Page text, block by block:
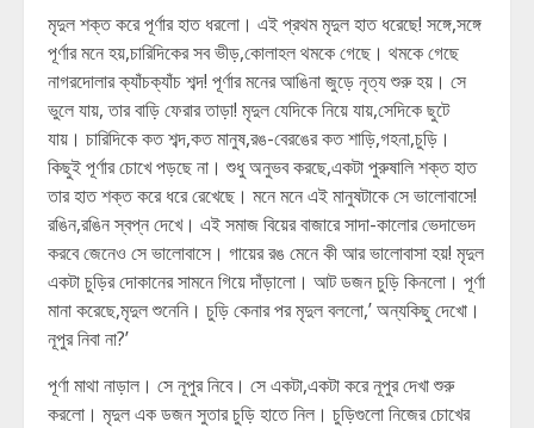
মৃদুল শক্ত করে পূর্ণার হাত ধরলো। এই প্রথম মৃদুল হাত ধরেছে! সঙ্গে,সঙ্গে
পূর্ণার মনে হয়,চারিদিকের সব ভীড়,কোলাহল থমকে গেছে। থমকে গেছে
নাগরদোলার ক্যাঁচক্যাঁচ শব্দ! পূর্ণার মনের আঙিনা জুড়ে নৃত্য শুরু হয়। সে
ভুলে যায়, তার বাড়ি ফেরার তাড়া! মৃদুল যেদিকে নিয়ে যায়,সেদিকে ছুটে
যায়। চারিদিকে কত শব্দ,কত মানুষ,রঙ-বেরঙের কত শাড়ি,গহনা,চুড়ি।
কিছুই পূর্ণার চোখে পড়ছে না। শুধু অনুভব করছে,একটা পুরুষালি শক্ত হাত
তার হাত শক্ত করে ধরে রেখেছে। মনে মনে এই মানুষটাকে সে ভালোবাসে!
রঙিন,রঙিন স্বপ্ন দেখে। এই সমাজ বিয়ের বাজারে সাদা-কালোর ভেদাভেদ
করবে জেনেও সে ভালোবাসে। গায়ের রঙ মেনে কী আর ভালোবাসা হয়! মৃদুল
একটা চুড়ির দোকানের সামনে গিয়ে দাঁড়ালো। আট ডজন চুড়ি কিনলো। পূর্ণা
মানা করেছে,মৃদুল শুনেনি। চুড়ি কেনার পর মৃদুল বললো,’ অন্যকিছু দেখো।
নূপুর নিবা না?’
পূর্ণা মাথা নাড়াল। সে নূপুর নিবে। সে একটা,একটা করে নূপুর দেখা শুরু
করলো। মৃদুল এক ডজন সুতার চুড়ি হাতে নিল। চুড়িগুলো নিজের চোখের